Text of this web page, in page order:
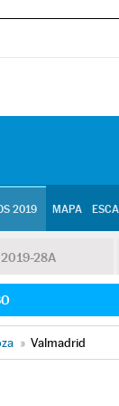
2019 MAPA
2019-28A
» Valmadrid